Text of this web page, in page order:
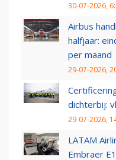
30-07-2026,
Airbus
halfjaar:
per maand
29-07-2026,
dichterbij:
29-07-2026,
LATAM
Embraer